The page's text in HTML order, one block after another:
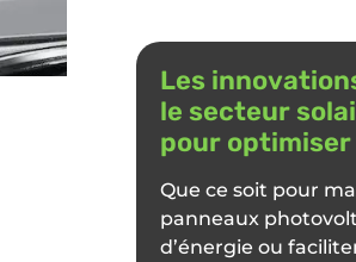
Les
le secteur
pour
Que ce soit pour
panneaux
d’énergie ou